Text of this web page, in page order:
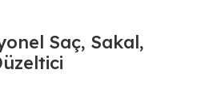
Saç, Sakal,